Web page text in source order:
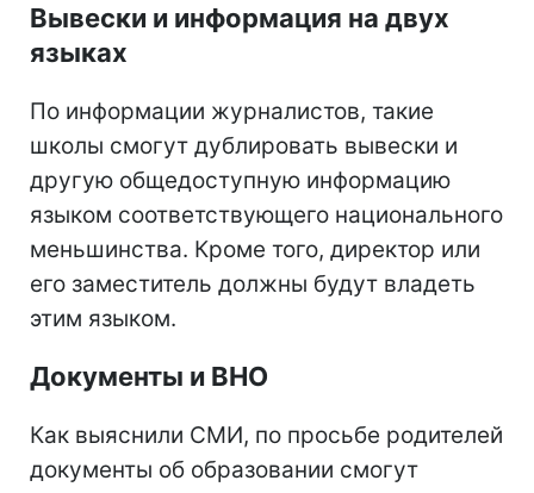
Вывески и информация на двух
языках
По информации журналистов, такие
школы смогут дублировать вывески и
другую общедоступную информацию
языком соответствующего национального
меньшинства. Кроме того, директор или
его заместитель должны будут владеть
этим языком.
Документы и ВНО
Как выяснили СМИ, по просьбе родителей
документы об образовании смогут